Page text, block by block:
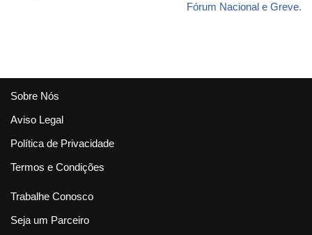
Fórum Nacional e Greve.
Sobre Nós
Aviso Legal
Política de Privacidade
Termos e Condições
Trabalhe Conosco
Seja um Parceiro